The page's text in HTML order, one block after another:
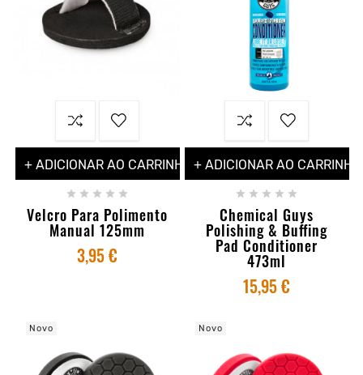
+ ADICIONAR AO CARRINHO
    
Velcro Para Polimento
Manual 125mm
3,95 €
+ ADICIONAR AO CARRINHO
    
Chemical Guys
Polishing & Buffing
Pad Conditioner
473ml
15,95 €
Novo Novo